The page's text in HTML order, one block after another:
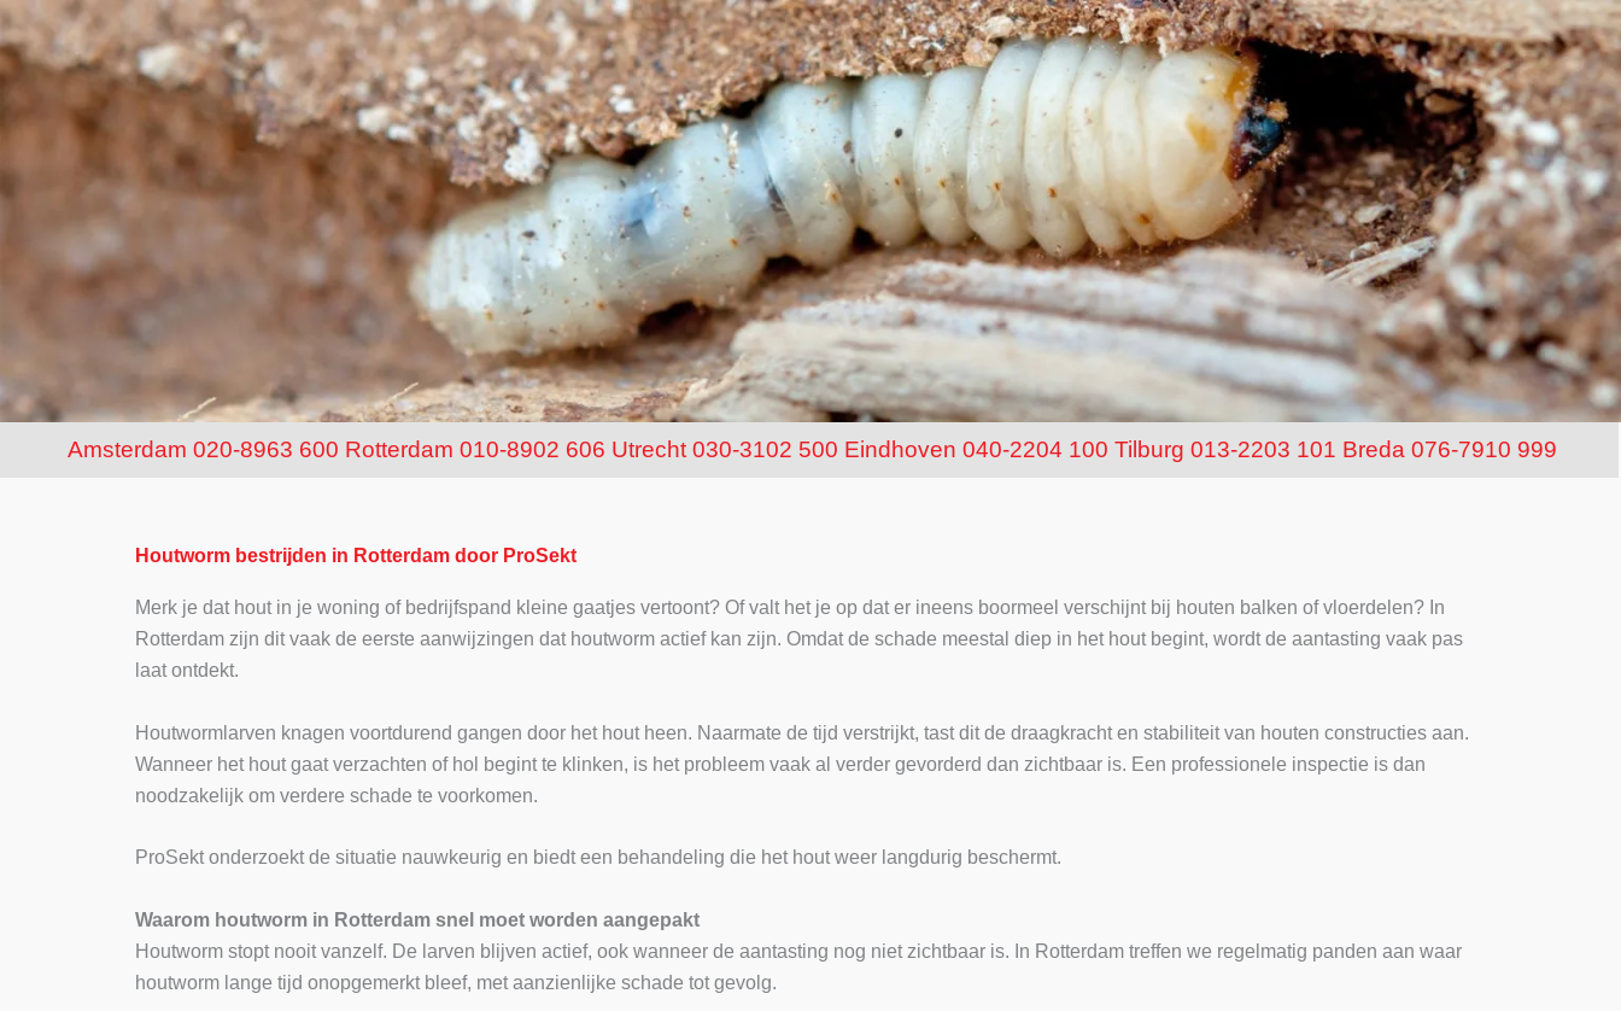
Amsterdam 020-8963 600 Rotterdam 010-8902 606 Utrecht 030-3102 500 Eindhoven 040-2204 100 Tilburg 013-2203 101 Breda 076-7910 999
Houtworm bestrijden in Rotterdam door ProSekt
Merk je dat hout in je woning of bedrijfspand kleine gaatjes vertoont? Of valt het je op dat er ineens boormeel verschijnt bij houten balken of vloerdelen? In
Rotterdam zijn dit vaak de eerste aanwijzingen dat houtworm actief kan zijn. Omdat de schade meestal diep in het hout begint, wordt de aantasting vaak pas
laat ontdekt.
Houtwormlarven knagen voortdurend gangen door het hout heen. Naarmate de tijd verstrijkt, tast dit de draagkracht en stabiliteit van houten constructies aan.
Wanneer het hout gaat verzachten of hol begint te klinken, is het probleem vaak al verder gevorderd dan zichtbaar is. Een professionele inspectie is dan
noodzakelijk om verdere schade te voorkomen.
ProSekt onderzoekt de situatie nauwkeurig en biedt een behandeling die het hout weer langdurig beschermt.
Waarom houtworm in Rotterdam snel moet worden aangepakt
Houtworm stopt nooit vanzelf. De larven blijven actief, ook wanneer de aantasting nog niet zichtbaar is. In Rotterdam treffen we regelmatig panden aan waar
houtworm lange tijd onopgemerkt bleef, met aanzienlijke schade tot gevolg.